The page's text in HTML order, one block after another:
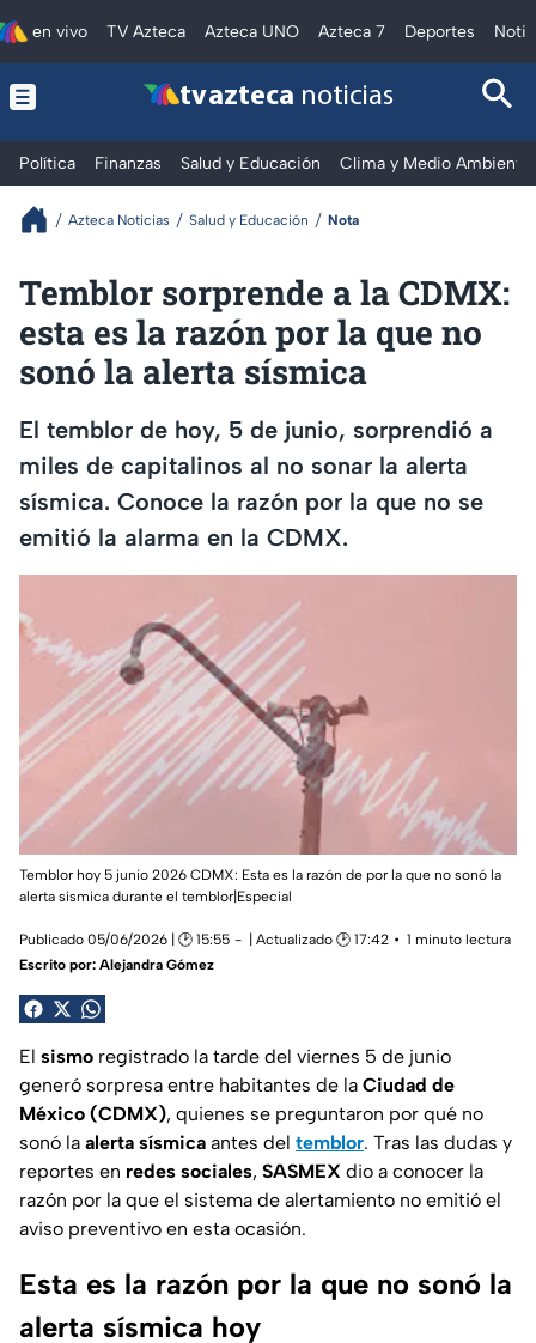
en vivo TV Azteca Azteca UNO Azteca 7 Deportes
tv azteca noticias
Política Finanzas Salud y Educación Clima y Medio Ambiente
Azteca Noticias Salud y Educación Nota
Temblor sorprende a la CDMX:
esta es la razón por la que no
sonó la alerta sísmica
El temblor de hoy, 5 de junio, sorprendió a
miles de capitalinos al no sonar la alerta
sísmica. Conoce la razón por la que no se
emitió la alarma en la CDMX.
Temblor hoy 5 junio 2026 CDMX: Esta es la razón de por la que no sonó la
alerta sismica durante el temblor|Especial
Publicado 05/06/2026 | 🕑 15:55 | Actualizado 🕑 17:42
1 minuto lectura
Escrito por: Alejandra Gómez
El sismo registrado la tarde del viernes 5 de junio
generó sorpresa entre habitantes de la Ciudad de
México (CDMX), quienes se preguntaron por qué no
sonó la alerta sísmica antes del temblor. Tras las dudas y
reportes en redes sociales, SASMEX dio a conocer la
razón por la que el sistema de alertamiento no emitió el
aviso preventivo en esta ocasión.
Esta es la razón por la que no sonó la
alerta sísmica hoy